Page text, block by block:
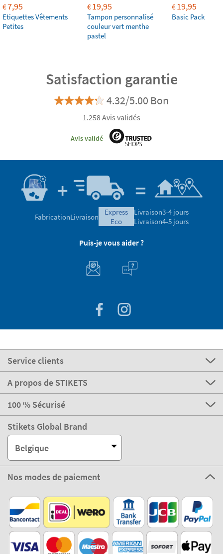
€7,95
Etiquettes Vêtements
Petites
€19,95
Tampon personnalisé
couleur vert menthe
pastel
€19,95
Basic Pack
Satisfaction garantie
4.32/5.00 Bon
1.258 Avis validés
Avis validé
FabricationLivraison
express
eco
Livraison3-4 jours
Livraison4-5 jours
Puis-je vous aider ?
Service clients
A propos de STIKETS
100 % Sécurisé
Stikets Global Brand
Belgique
Nos modes de paiement